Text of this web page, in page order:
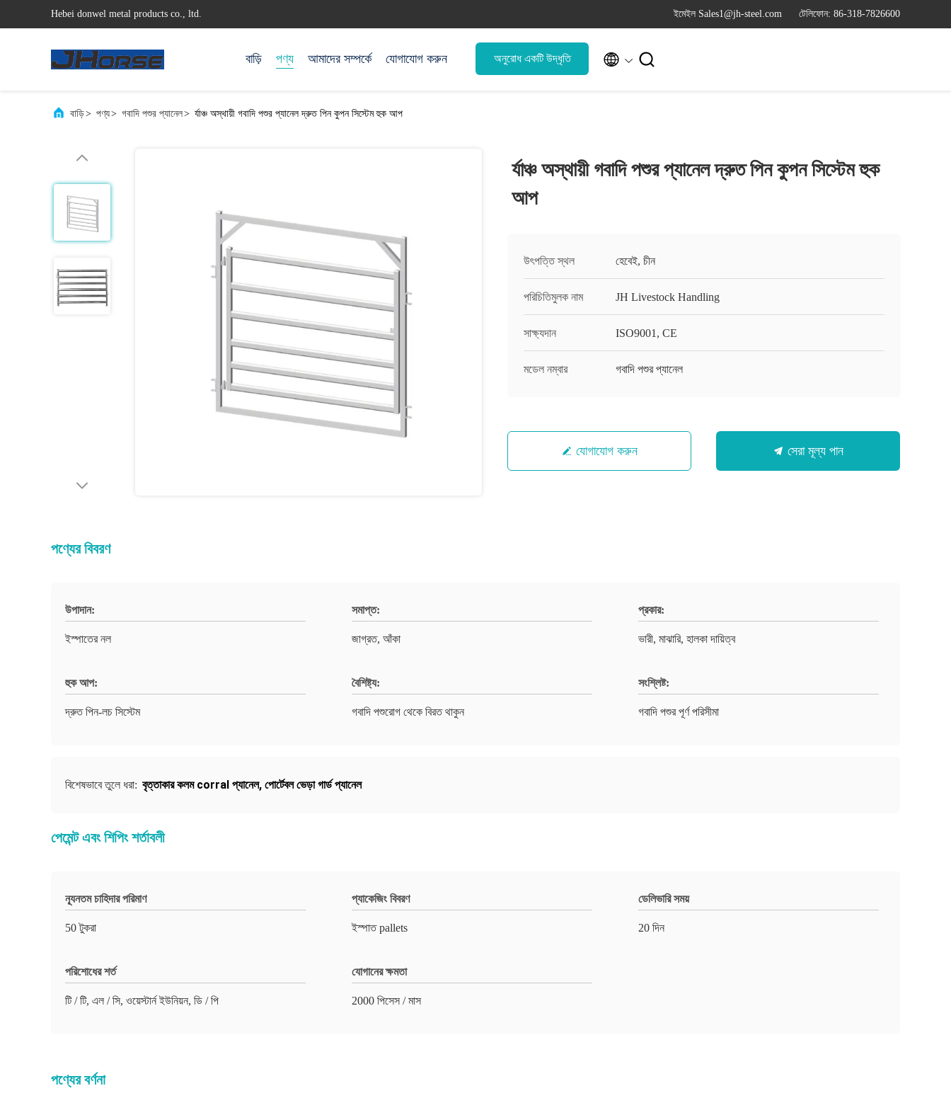
Hebei donwel metal products co., ltd. ইমেইল Sales1@jh-steel.com টেলিফোন: 86-318-7826600
বাড়ি পণ্য আমাদের সম্পর্কে যোগাযোগ করুন অনুরোধ একটি উদ্ধৃতি  
বাড়ি> পণ্য> গবাদি পশুর প্যানেল> র্যাঞ্চ অস্থায়ী গবাদি পশুর প্যানেল দ্রুত পিন কুপন সিস্টেম হুক আপ
র্যাঞ্চ অস্থায়ী গবাদি পশুর প্যানেল দ্রুত পিন কুপন সিস্টেম হুক
আপ
উৎপত্তি স্থল হেবেই, চীন
পরিচিতিমুলক নাম JH Livestock Handling
সাক্ষ্যদান ISO9001, CE
মডেল নম্বার গবাদি পশুর প্যানেল
যোগাযোগ করুন সেরা মূল্য পান
পণ্যের বিবরণ
উপাদান:
ইস্পাতের নল
সমাপ্ত:
জাগ্রত, আঁকা
প্রকার:
ভারী, মাঝারি, হালকা দায়িত্ব
হুক আপ:
দ্রুত পিন-লচ সিস্টেম
বৈশিষ্ট্য:
গবাদি পশুরোগ থেকে বিরত থাকুন
সংশ্লিষ্ট:
গবাদি পশুর পূর্ণ পরিসীমা
বিশেষভাবে তুলে ধরা: বৃত্তাকার কলম corral প্যানেল, পোর্টেবল ভেড়া গার্ড প্যানেল
পেমেন্ট এবং শিপিং শর্তাবলী
ন্যূনতম চাহিদার পরিমাণ
50 টুকরা
প্যাকেজিং বিবরণ
ইস্পাত pallets
ডেলিভারি সময়
20 দিন
পরিশোধের শর্ত
টি / টি, এল / সি, ওয়েস্টার্ন ইউনিয়ন, ডি / পি
যোগানের ক্ষমতা
2000 পিসেস / মাস
পণ্যের বর্ণনা